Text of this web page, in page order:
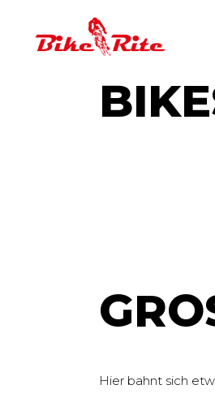
content
Hier bahnt sich